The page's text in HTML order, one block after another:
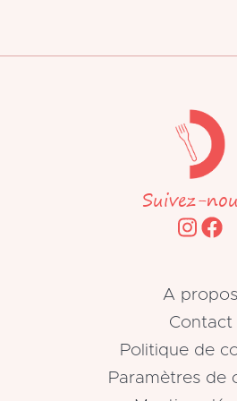
Suivez-
A propos
Contact
Politique de
Paramètres de